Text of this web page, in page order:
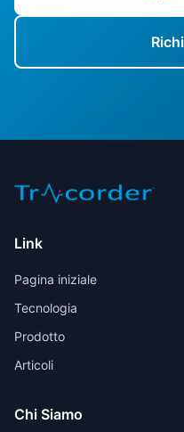
Link
Pagina iniziale
Tecnologia
Prodotto
Articoli
Chi Siamo